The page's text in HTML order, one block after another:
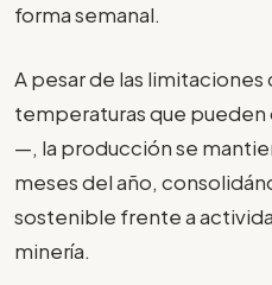
forma semanal.
A pesar de las
temperaturas que pueden
—, la producción se
meses del año,
sostenible frente a
minería.